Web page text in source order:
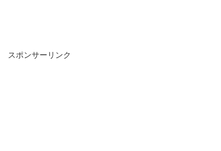
スポンサーリンク